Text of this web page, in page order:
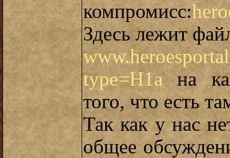
компромисс:
Здесь лежит
type=H1aна
того, что есть
Так как у нас
общее